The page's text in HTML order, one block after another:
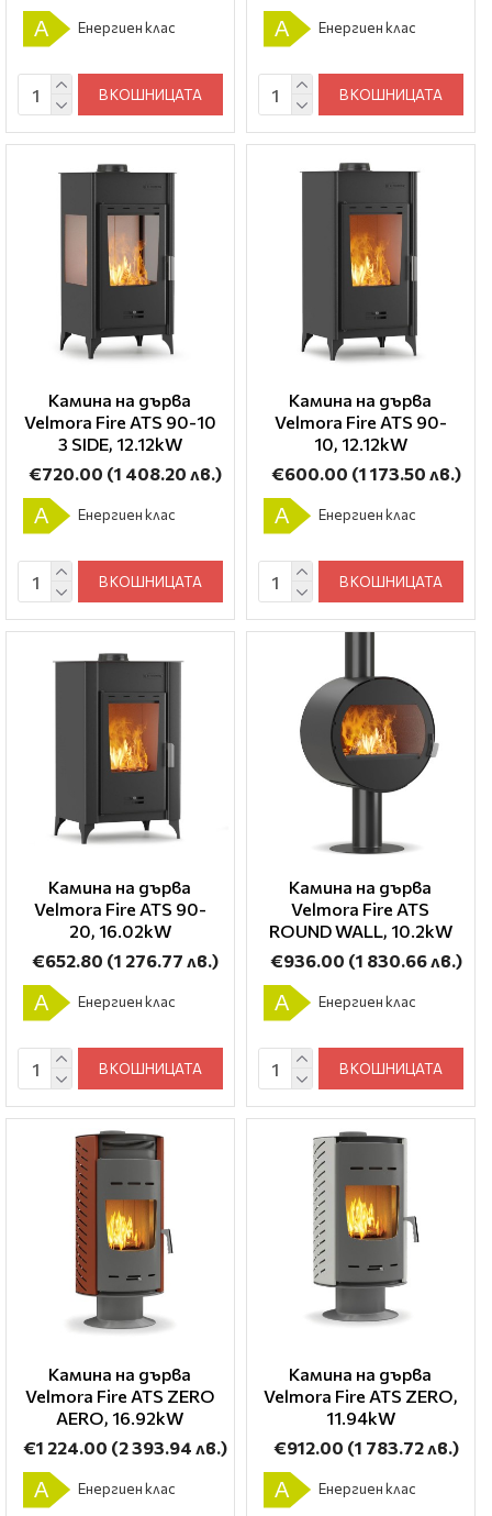
A Енергиен клас
В КОШНИЦАТА
A Енергиен клас
В КОШНИЦАТА
Камина на дърва
Velmora Fire ATS 90-10
3 SIDE, 12.12kW
€720.00 (1 408.20 лв.)
A Енергиен клас
В КОШНИЦАТА
Камина на дърва
Velmora Fire ATS 90-
10, 12.12kW
€600.00 (1 173.50 лв.)
A Енергиен клас
В КОШНИЦАТА
Камина на дърва
Velmora Fire ATS 90-
20, 16.02kW
€652.80 (1 276.77 лв.)
A Енергиен клас
В КОШНИЦАТА
Камина на дърва
Velmora Fire ATS
ROUND WALL, 10.2kW
€936.00 (1 830.66 лв.)
A Енергиен клас
В КОШНИЦАТА
Камина на дърва
Velmora Fire ATS ZERO
AERO, 16.92kW
€1 224.00 (2 393.94 лв.)
A Енергиен клас
Камина на дърва
Velmora Fire ATS ZERO,
11.94kW
€912.00 (1 783.72 лв.)
A Енергиен клас